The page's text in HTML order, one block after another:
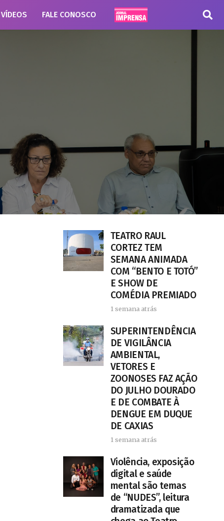
VÍDEOS FALE CONOSCO
TEATRO RAUL
CORTEZ TEM
SEMANA ANIMADA
COM “BENTO E TOTÓ”
E SHOW DE
COMÉDIA PREMIADO
1 semana atrás
SUPERINTENDÊNCIA
DE VIGILÂNCIA
AMBIENTAL,
VETORES E
ZOONOSES FAZ AÇÃO
DO JULHO DOURADO
E DE COMBATE À
DENGUE EM DUQUE
DE CAXIAS
1 semana atrás
Violência, exposição
digital e saúde
mental são temas
de “NUDES”, leitura
dramatizada que